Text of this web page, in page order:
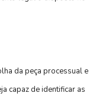
da peça processual e
capaz de identificar as